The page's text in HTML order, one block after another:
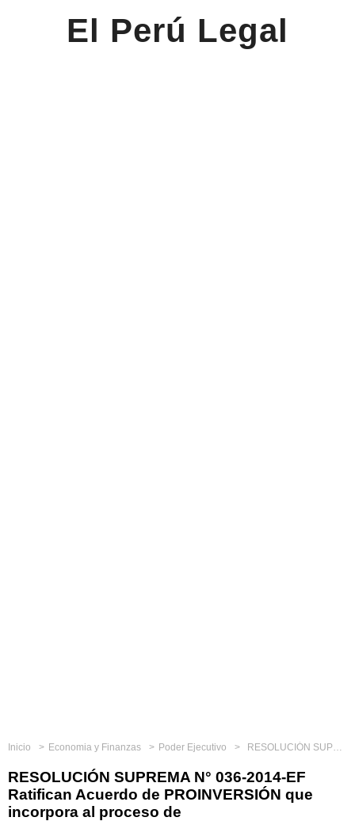
El Perú Legal
Inicio Economia y Finanzas Poder Ejecutivo RESOLUCIÓN SUPREMA N° 036-2014-EF Ratifican Acuerdo de PROINVERSIÓN que incorpora al proceso de
RESOLUCIÓN SUPREMA N° 036-2014-EF
Ratifican Acuerdo de PROINVERSIÓN que
incorpora al proceso de